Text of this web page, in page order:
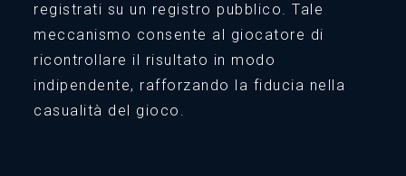
registrati su un registro pubblico. Tale
meccanismo consente al giocatore di
ricontrollare il risultato in modo
indipendente, rafforzando la fiducia nella
casualità del gioco.